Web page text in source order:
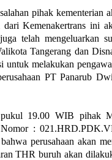
pihak kementerian
Kemenakertrans ini
telah mengeluarkan
Tangerang dan
untuk melakukan
PT Panarub
19.00 WIB pihak
Nomor :
perusahaan akan
THR buruh akan